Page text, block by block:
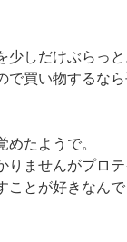
少しだけぶらっと
で買い物するなら
めたようで。
りませんがプロテ
ことが好きなんで